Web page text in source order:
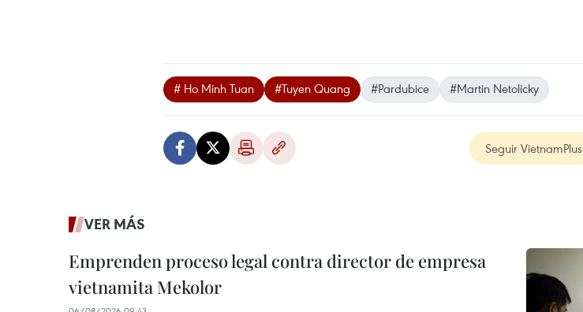
# Ho Minh Tuan #Tuyen Quang #Pardubice #Martin Netolicky
Seguir VietnamPlus
VER MÁS
Emprenden proceso legal contra director de empresa
vietnamita Mekolor